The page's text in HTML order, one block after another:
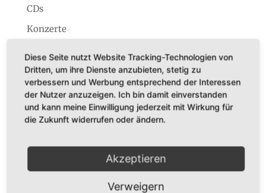
CDs
Konzerte
Dr. Karl Adamek
45525 Hattingen
Tel. +49 (0)160-7877562
Fax +49 (0)2324-570405
Diese Seite nutzt Website Tracking-Technologien von
Dritten, um ihre Dienste anzubieten, stetig zu
verbessern und Werbung entsprechend der Interessen
der Nutzer anzuzeigen. Ich bin damit einverstanden
und kann meine Einwilligung jederzeit mit Wirkung für
die Zukunft widerrufen oder ändern.
Akzeptieren
Verweigern